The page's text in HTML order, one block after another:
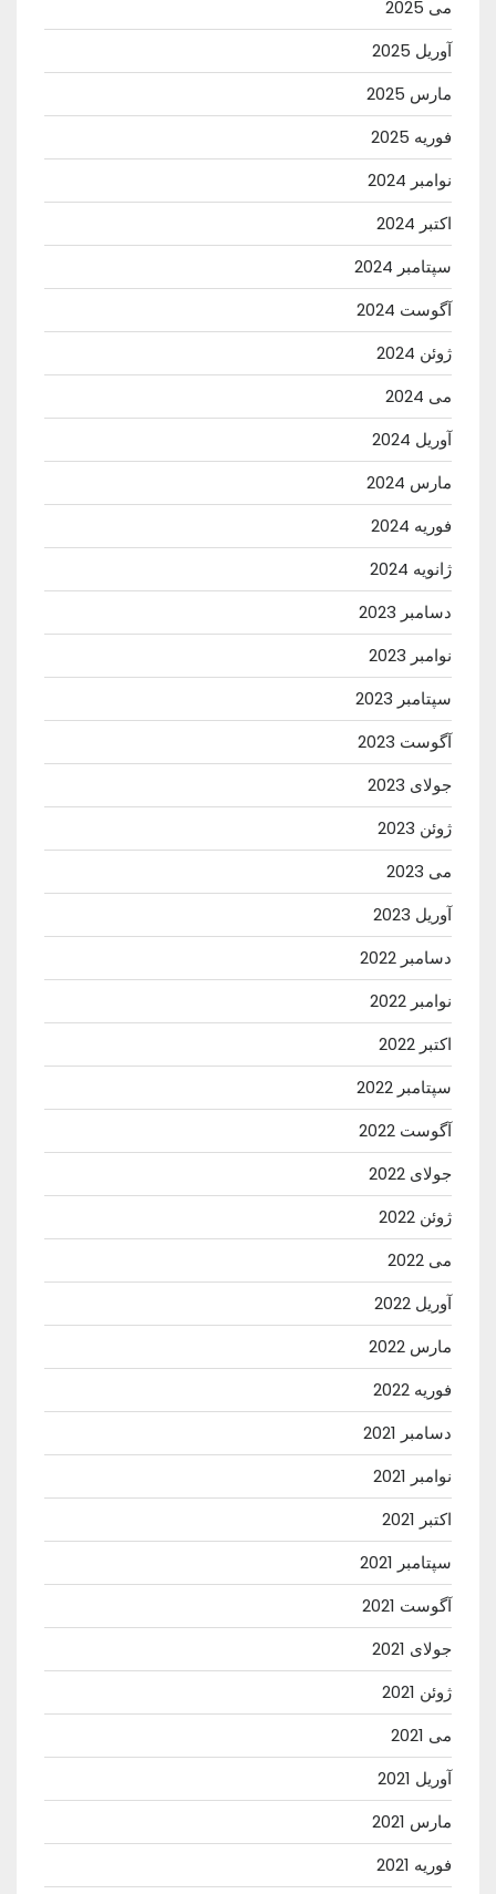
می 2025
آوریل 2025
مارس 2025
فوریه 2025
نوامبر 2024
اکتبر 2024
سپتامبر 2024
آگوست 2024
ژوئن 2024
می 2024
آوریل 2024
مارس 2024
فوریه 2024
ژانویه 2024
دسامبر 2023
نوامبر 2023
سپتامبر 2023
آگوست 2023
جولای 2023
ژوئن 2023
می 2023
آوریل 2023
دسامبر 2022
نوامبر 2022
اکتبر 2022
سپتامبر 2022
آگوست 2022
جولای 2022
ژوئن 2022
می 2022
آوریل 2022
مارس 2022
فوریه 2022
دسامبر 2021
نوامبر 2021
اکتبر 2021
سپتامبر 2021
آگوست 2021
جولای 2021
ژوئن 2021
می 2021
آوریل 2021
مارس 2021
فوریه 2021